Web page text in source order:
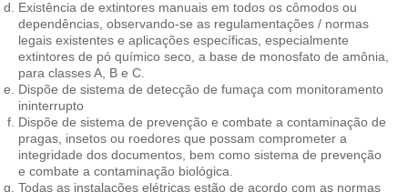
Existência de extintores manuais em todos os cômodos ou
dependências, observando-se as regulamentações / normas
legais existentes e aplicações específicas, especialmente
extintores de pó químico seco, a base de monosfato de amônia,
para classes A, B e C.
Dispõe de sistema de detecção de fumaça com monitoramento
ininterrupto
Dispõe de sistema de prevenção e combate a contaminação de
pragas, insetos ou roedores que possam comprometer a
integridade dos documentos, bem como sistema de prevenção
e combate a contaminação biológica.
Todas as instalações elétricas estão de acordo com as normas